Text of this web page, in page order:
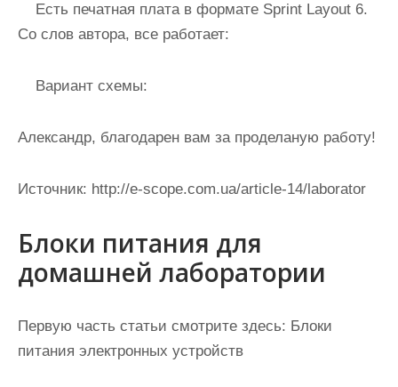
Есть печатная плата в формате Sprint Layout 6.
Со слов автора, все работает:
Вариант схемы:
Александр, благодарен вам за проделаную работу!
Источник: http://e-scope.com.ua/article-14/laborator
Блоки питания для
домашней лаборатории
Первую часть статьи смотрите здесь: Блоки
питания электронных устройств